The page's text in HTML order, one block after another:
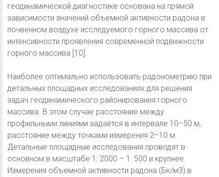
геодинамической диагностике основана на прямой
зависимости значений объемной активности радона в
почвенном воздухе исследуемого горного массива от
интенсивности проявления современной подвижности
горного массива [10].
Наиболее оптимально использовать радонометрию при
детальных площадных исследованиях для решения
задач геодинамического районирования горного
массива. В этом случае расстояние между
профильными линиями задаётся в интервале 10–50 м,
расстояние между точками измерения 2–10 м.
Детальные площадные исследования проводят в
основном в масштабе 1: 2000 – 1: 500 и крупнее.
Измерения объемной активности радона (Бк/м3) в